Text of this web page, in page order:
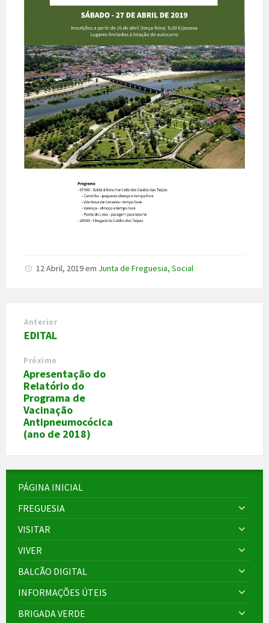
12 Abril, 2019em Junta de Freguesia, Social
Anterior
EDITAL
Próximo
Apresentação do
Relatório do
Programa de
Vacinação
Antipneumocócica
(ano de 2018)
PÁGINA INICIAL
FREGUESIA
VISITAR
VIVER
BALCÃO DIGITAL
INFORMAÇÕES ÚTEIS
BRIGADA VERDE